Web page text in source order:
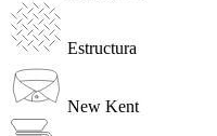
Estructura
New Kent